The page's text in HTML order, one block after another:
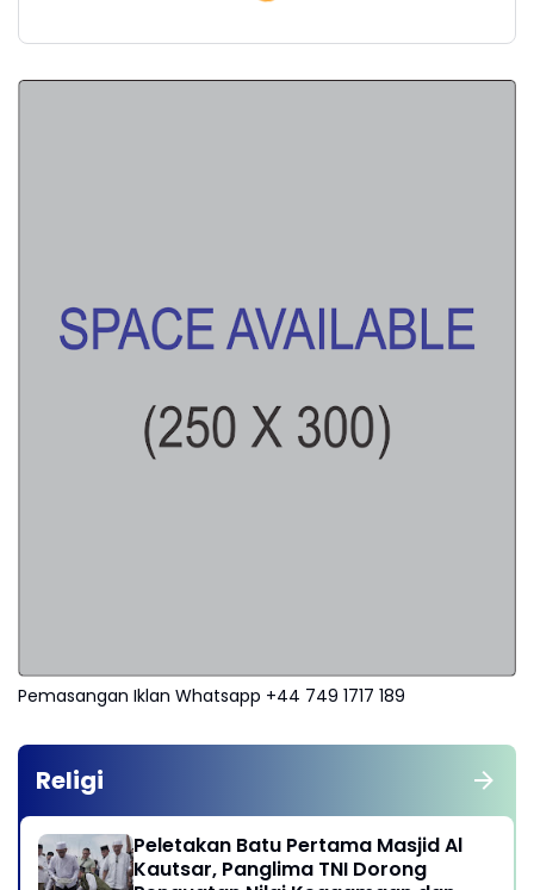
Pemasangan Iklan Whatsapp +44 749 1717 189
Religi
Peletakan Batu Pertama Masjid Al
Kautsar, Panglima TNI Dorong